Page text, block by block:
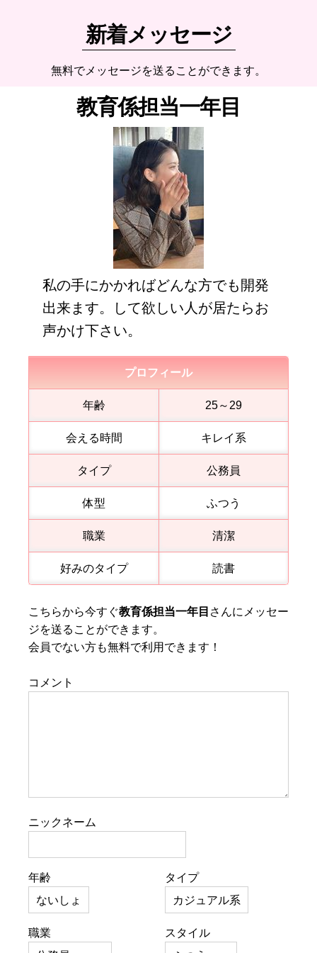
新着メッセージ
無料でメッセージを送ることができます。
教育係担当一年目
私の手にかかればどんな方でも開発
出来ます。して欲しい人が居たらお
声かけ下さい。
プロフィール
年齢 25～29
会える時間 キレイ系
タイプ 公務員
体型 ふつう
職業 清潔
好みのタイプ 読書
こちらから今すぐ教育係担当一年目 さんにメッセー
ジを送ることができます。
会員でない方も無料で利用できます！
コメント
ニックネーム
年齢 タイプ
職業 スタイル